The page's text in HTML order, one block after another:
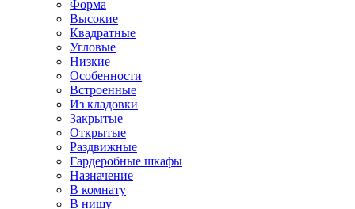
Форма
Высокие
Квадратные
Угловые
Низкие
Особенности
Встроенные
Из кладовки
Закрытые
Открытые
Раздвижные
Гардеробные шкафы
Назначение
В комнату
В нишу